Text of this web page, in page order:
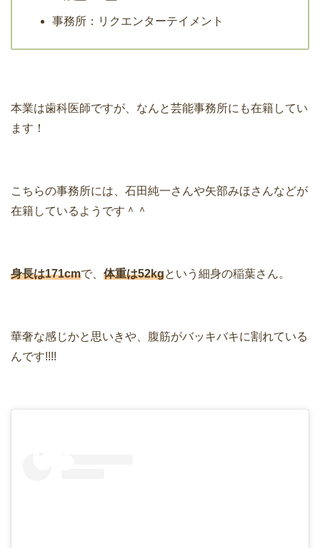
事務所：リクエンターテイメント
本業は歯科医師ですが、なんと芸能事務所にも在籍してい
ます！
こちらの事務所には、石田純一さんや矢部みほさんなどが
在籍しているようです＾＾
身長は171cmで、 体重は52kgという細身の稲葉さん。
華奢な感じかと思いきや、腹筋がバッキバキに割れている
んです!!!!